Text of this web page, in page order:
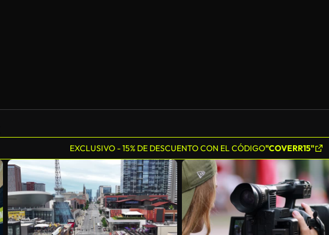
EXCLUSIVO - 15% DE DESCUENTO CON EL CÓDIGO"COVERR15"